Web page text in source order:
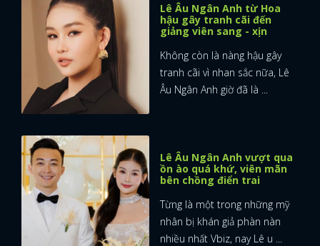
Lê Âu Ngân Anh từ Hoa
hậu gây tranh cãi đến
giảng viên sang - xịn
Không còn là nàng hậu gây
tranh cãi vì nhan sắc nữa, Lê
Âu Ngân Anh giờ đã là ...
Lê Âu Ngân Anh vượt qua
ồn ào quá khứ, viên mãn
bên chồng điển trai
Từng là một trong những mỹ
nhân bị khán giả phàn nàn
nhiều nhất Vbiz, nay Lê u ...